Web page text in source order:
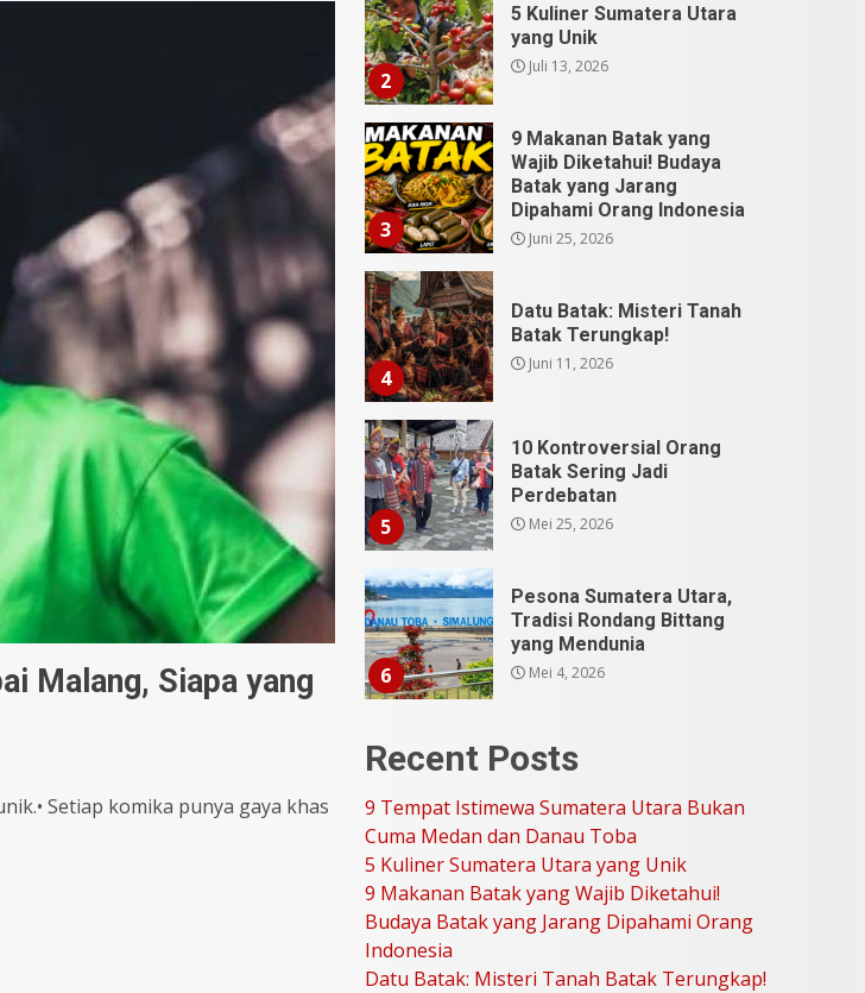
Malang, Siapa yang
Setiap komika punya gaya khas
2
5 Kuliner Sumatera Utara
yang Unik
Juli 13, 2026
3
9 Makanan Batak yang
Wajib Diketahui! Budaya
Batak yang Jarang
Dipahami Orang Indonesia
Juni 25, 2026
4
Datu Batak: Misteri Tanah
Batak Terungkap!
Juni 11, 2026
5
10 Kontroversial Orang
Batak Sering Jadi
Perdebatan
Mei 25, 2026
6
Pesona Sumatera Utara,
Tradisi Rondang Bittang
yang Mendunia
Mei 4, 2026
SUCI Season 11: Finalis
Stand Up Comedy
April 23, 2026
1
9 Tempat Istimewa
Sumatera Utara Bukan
Cuma Medan dan Danau
Juli 31, 2026
Recent Posts
9 Tempat Istimewa Sumatera Utara Bukan
Cuma Medan dan Danau Toba
5 Kuliner Sumatera Utara yang Unik
9 Makanan Batak yang Wajib Diketahui!
Budaya Batak yang Jarang Dipahami Orang
Indonesia
Datu Batak: Misteri Tanah Batak Terungkap!